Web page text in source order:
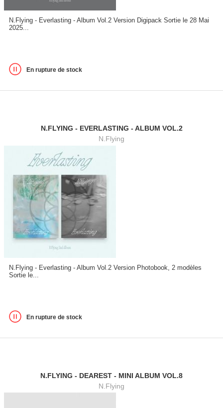
N.Flying - Everlasting - Album Vol.2 Version Digipack Sortie le 28 Mai
2025...
En rupture de stock
N.FLYING - EVERLASTING - ALBUM VOL.2
N.Flying
N.Flying - Everlasting - Album Vol.2 Version Photobook, 2 modèles
Sortie le...
En rupture de stock
N.FLYING - DEAREST - MINI ALBUM VOL.8
N.Flying